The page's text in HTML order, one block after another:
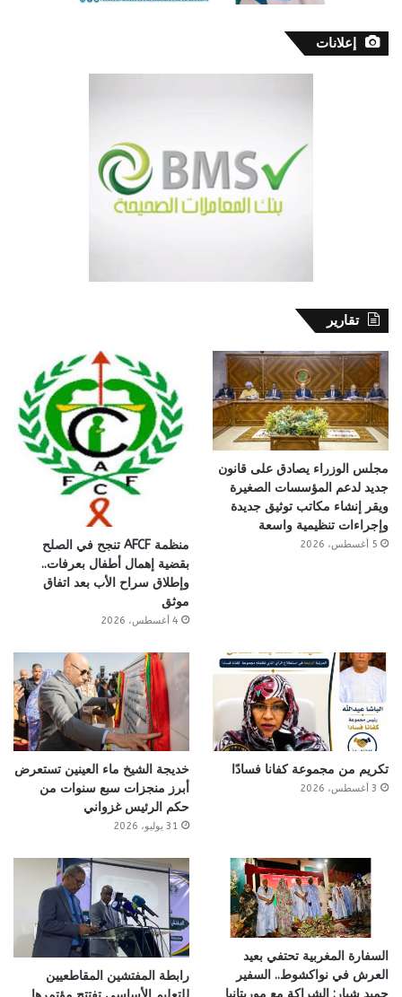
إعلانات
تقارير
مجلس الوزراء يصادق على قانون
جديد لدعم المؤسسات الصغيرة
ويقر إنشاء مكاتب توثيق جديدة
وإجراءات تنظيمية واسعة
5 أغسطس، 2026
منظمة AFCF تنجح في الصلح
بقضية إهمال أطفال بعرفات..
وإطلاق سراح الأب بعد اتفاق
موثق
4 أغسطس، 2026
تكريم من مجموعة كفانا فسادًا
3 أغسطس، 2026
خديجة الشيخ ماء العينين تستعرض
أبرز منجزات سبع سنوات من
حكم الرئيس غزواني
31 يوليو، 2026
السفارة المغربية تحتفي بعيد
العرش في نواكشوط.. السفير
حميد شبار: الشراكة مع موريتانيا
رابطة المفتشين المقاطعيين